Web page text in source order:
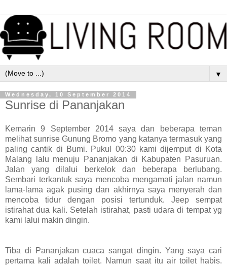
▼
Wednesday, 10 September 2014
Sunrise di Pananjakan
Kemarin 9 September 2014 saya dan beberapa teman
melihat sunrise Gunung Bromo yang katanya termasuk yang
paling cantik di Bumi. Pukul 00:30 kami dijemput di Kota
Malang lalu menuju Pananjakan di Kabupaten Pasuruan.
Jalan yang dilalui berkelok dan beberapa berlubang.
Sembari terkantuk saya mencoba mengamati jalan namun
lama-lama agak pusing dan akhirnya saya menyerah dan
mencoba tidur dengan posisi tertunduk. Jeep sempat
istirahat dua kali. Setelah istirahat, pasti udara di tempat yg
kami lalui makin dingin.
Tiba di Pananjakan cuaca sangat dingin. Yang saya cari
pertama kali adalah toilet. Namun saat itu air toilet habis.